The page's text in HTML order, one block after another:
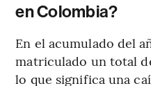
en Colombia?
En el acumulado del
matriculado un total
lo que significa una